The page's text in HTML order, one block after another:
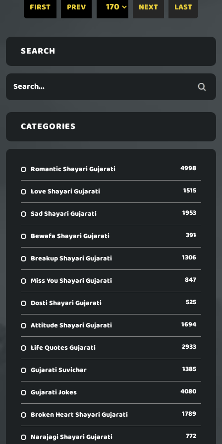
FIRST PREV NEXT LAST
SEARCH
CATEGORIES
Romantic Shayari Gujarati 4998
Love Shayari Gujarati 1515
Sad Shayari Gujarati 1953
Bewafa Shayari Gujarati 391
Breakup Shayari Gujarati 1306
Miss You Shayari Gujarati 847
Dosti Shayari Gujarati 525
Attitude Shayari Gujarati 1694
Life Quotes Gujarati 2933
Gujarati Suvichar 1385
Gujarati Jokes 4080
Broken Heart Shayari Gujarati 1789
Narajagi Shayari Gujarati 772